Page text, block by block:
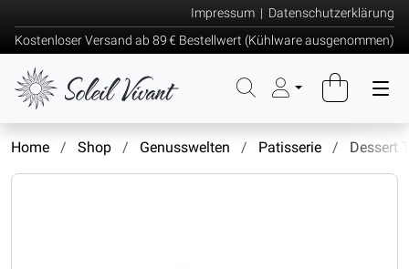
Kostenloser Versand ab 89 € Bestellwert (Kühlware ausgenommen)
Impressum | Datenschutzerklärung
Home Shop Genusswelten Patisserie Dessert